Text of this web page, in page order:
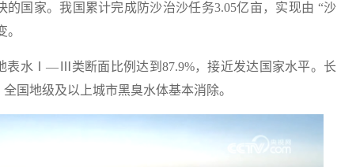
国家。我国累计完成防沙治沙任务3.05亿亩，实现由 “沙
水Ⅰ—Ⅲ类断面比例达到87.9%，接近发达国家水平。长
国地级及以上城市黑臭水体基本消除。